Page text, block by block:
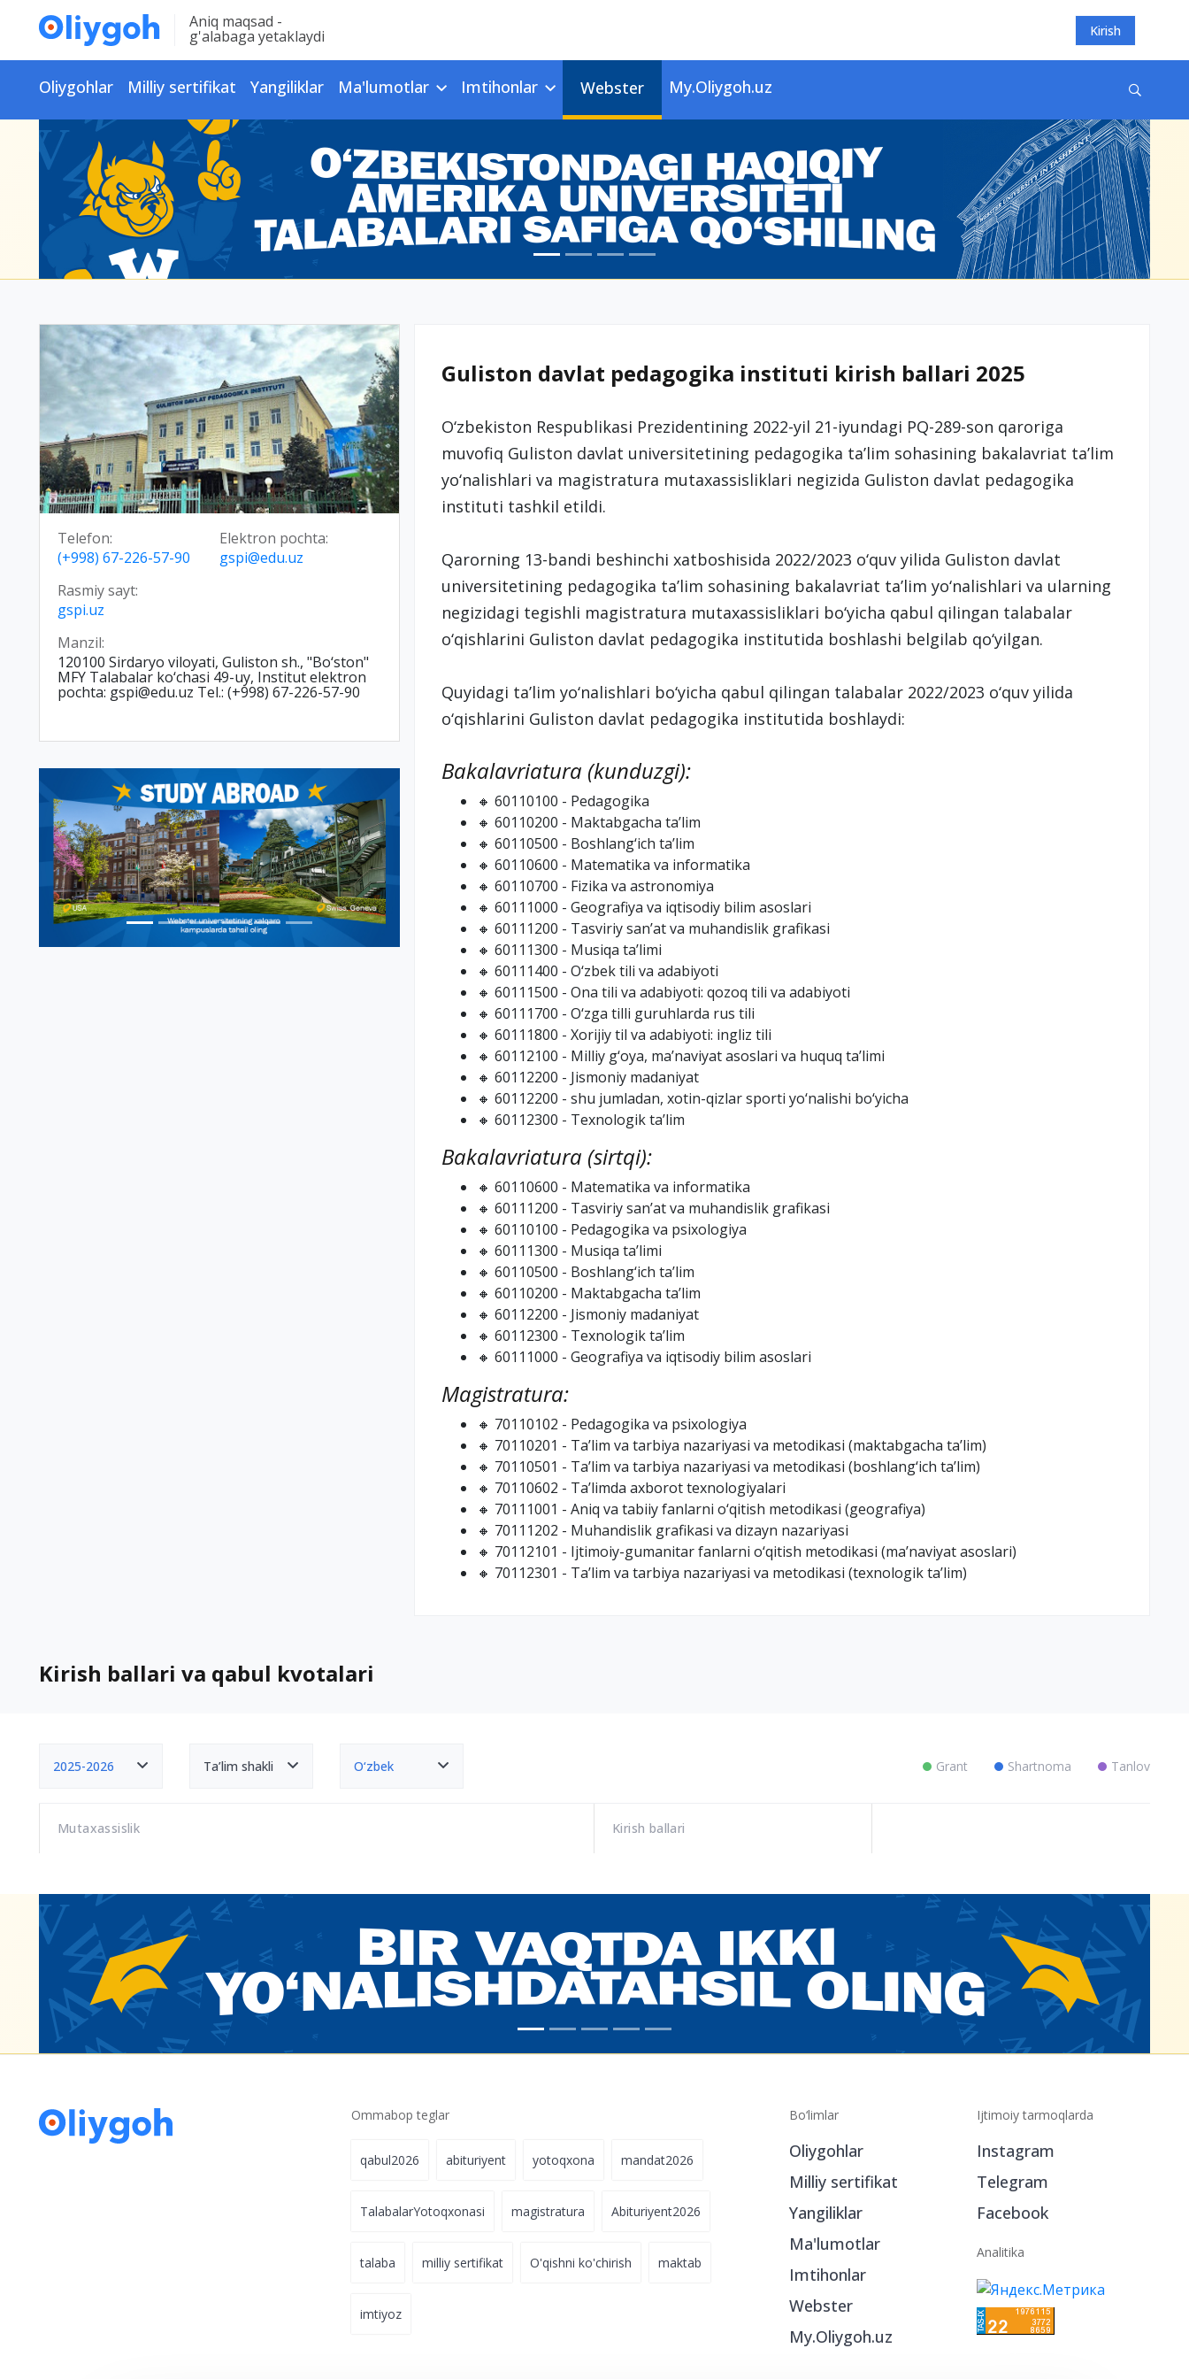
Aniq maqsad -
g'alabaga yetaklaydi Kirish
Oliygohlar Milliy sertifikat Yangiliklar Ma'lumotlar Imtihonlar Webster My.Oliygoh.uz
Telefon:
(+998) 67-226-57-90
Elektron pochta:
gspi@edu.uz
Rasmiy sayt:
gspi.uz
Manzil:
120100 Sirdaryo viloyati, Guliston sh., "Bo‘ston"
MFY Talabalar ko‘chasi 49-uy, Institut elektron
pochta: gspi@edu.uz Tel.: (+998) 67-226-57-90
Guliston davlat pedagogika instituti kirish ballari 2025
O‘zbekiston Respublikasi Prezidentining 2022-yil 21-iyundagi PQ-289-son qaroriga
muvofiq Guliston davlat universitetining pedagogika ta’lim sohasining bakalavriat ta’lim
yo‘nalishlari va magistratura mutaxassisliklari negizida Guliston davlat pedagogika
instituti tashkil etildi.
Qarorning 13-bandi beshinchi xatboshisida 2022/2023 o‘quv yilida Guliston davlat
universitetining pedagogika ta’lim sohasining bakalavriat ta’lim yo‘nalishlari va ularning
negizidagi tegishli magistratura mutaxassisliklari bo‘yicha qabul qilingan talabalar
o‘qishlarini Guliston davlat pedagogika institutida boshlashi belgilab qo‘yilgan.
Quyidagi ta’lim yo‘nalishlari bo‘yicha qabul qilingan talabalar 2022/2023 o‘quv yilida
o‘qishlarini Guliston davlat pedagogika institutida boshlaydi:
Bakalavriatura (kunduzgi):
🔸 60110100 - Pedagogika
🔸 60110200 - Maktabgacha ta’lim
🔸 60110500 - Boshlang‘ich ta’lim
🔸 60110600 - Matematika va informatika
🔸 60110700 - Fizika va astronomiya
🔸 60111000 - Geografiya va iqtisodiy bilim asoslari
🔸 60111200 - Tasviriy san’at va muhandislik grafikasi
🔸 60111300 - Musiqa ta’limi
🔸 60111400 - O‘zbek tili va adabiyoti
🔸 60111500 - Ona tili va adabiyoti: qozoq tili va adabiyoti
🔸 60111700 - O‘zga tilli guruhlarda rus tili
🔸 60111800 - Xorijiy til va adabiyoti: ingliz tili
🔸 60112100 - Milliy g‘oya, ma’naviyat asoslari va huquq ta’limi
🔸 60112200 - Jismoniy madaniyat
🔸 60112200 - shu jumladan, xotin-qizlar sporti yo‘nalishi bo‘yicha
🔸 60112300 - Texnologik ta’lim
Bakalavriatura (sirtqi):
🔸 60110600 - Matematika va informatika
🔸 60111200 - Tasviriy san’at va muhandislik grafikasi
🔸 60110100 - Pedagogika va psixologiya
🔸 60111300 - Musiqa ta’limi
🔸 60110500 - Boshlang‘ich ta’lim
🔸 60110200 - Maktabgacha ta’lim
🔸 60112200 - Jismoniy madaniyat
🔸 60112300 - Texnologik ta’lim
🔸 60111000 - Geografiya va iqtisodiy bilim asoslari
Magistratura:
🔸 70110102 - Pedagogika va psixologiya
🔸 70110201 - Ta’lim va tarbiya nazariyasi va metodikasi (maktabgacha ta’lim)
🔸 70110501 - Ta’lim va tarbiya nazariyasi va metodikasi (boshlang‘ich ta’lim)
🔸 70110602 - Ta’limda axborot texnologiyalari
🔸 70111001 - Aniq va tabiiy fanlarni o‘qitish metodikasi (geografiya)
🔸 70111202 - Muhandislik grafikasi va dizayn nazariyasi
🔸 70112101 - Ijtimoiy-gumanitar fanlarni o‘qitish metodikasi (ma’naviyat asoslari)
🔸 70112301 - Ta’lim va tarbiya nazariyasi va metodikasi (texnologik ta’lim)
Kirish ballari va qabul kvotalari
2025-2026 Ta’lim shakli O‘zbek Grant Shartnoma Tanlov
Mutaxassislik Kirish ballari
Ommabop teglar
qabul2026 abituriyent yotoqxona mandat2026
TalabalarYotoqxonasi magistratura Abituriyent2026
talaba milliy sertifikat O'qishni ko'chirish maktab
imtiyoz
Bo‘limlar
Oliygohlar
Milliy sertifikat
Yangiliklar
Ma'lumotlar
Imtihonlar
Webster
My.Oliygoh.uz
Ijtimoiy tarmoqlarda
Instagram
Telegram
Facebook
Analitika